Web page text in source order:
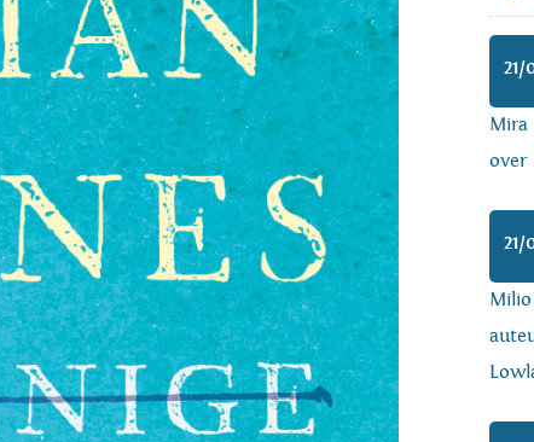
21/
Mira
over
21/